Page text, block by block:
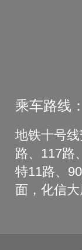
乘车路线：
地铁十号
路、117路
特11路、
面，化信大